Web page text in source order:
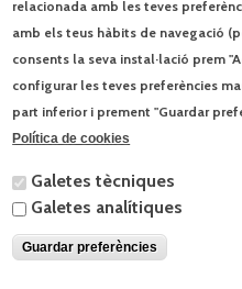
ESPAI DIGITAL
Blog El món a l’aula.
Els ets i uts de la visita papal
Jocs d’estiu 3/6/2026
relacionada amb les teves
amb els teus hàbits de navegació
consents la seva instal·lació prem
configurar les teves preferències
part inferior i prement "Guardar
Política de cookies
Galetes tècniques
Galetes analítiques
Guardar preferències